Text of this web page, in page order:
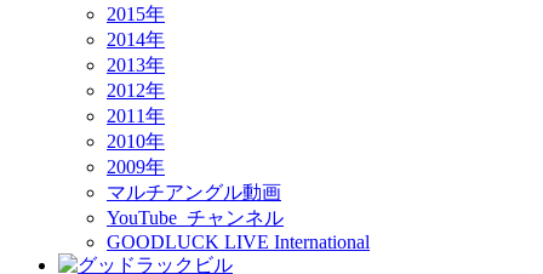
2015年
2014年
2013年
2012年
2011年
2010年
2009年
マルチアングル動画
YouTube チャンネル
GOODLUCK LIVE International